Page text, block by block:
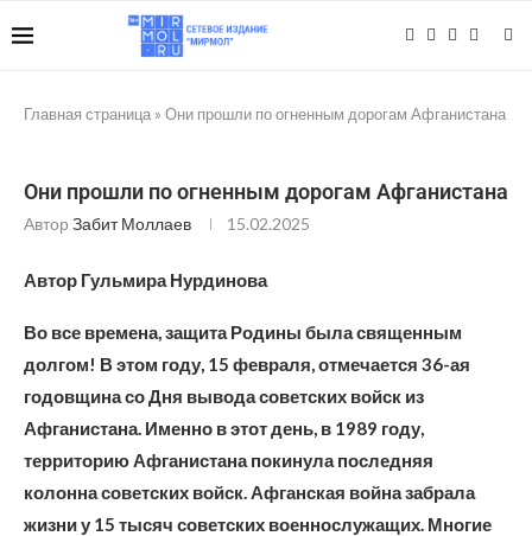
Главная страница » Они прошли по огненным дорогам Афганистана
Они прошли по огненным дорогам Афганистана
Автор Забит Моллаев 15.02.2025
Автор Гульмира Нурдинова
Во все времена, защита Родины была священным
долгом! В этом году, 15 февраля, отмечается 36-ая
годовщина со Дня вывода советских войск из
Афганистана. Именно в этот день, в 1989 году,
территорию Афганистана покинула последняя
колонна советских войск. Афганская война забрала
жизни у 15 тысяч советских военнослужащих. Многие